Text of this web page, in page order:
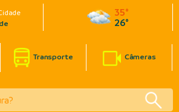
35°
26°
Transporte Câmeras